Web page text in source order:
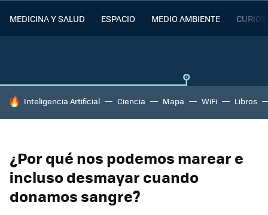
MEDICINA Y SALUD ESPACIO MEDIO AMBIENTE
HOY SE HABLA DE
Inteligencia Artificial Ciencia Mapa WiFi Libros
¿Por qué nos podemos marear e
incluso desmayar cuando
donamos sangre?